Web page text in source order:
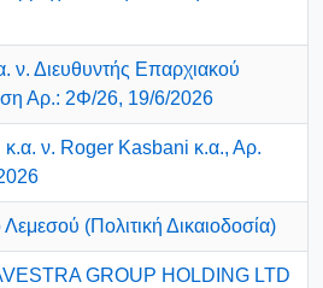
ν. Διευθυντής Επαρχιακού
Αρ.: 2Φ/26, 19/6/2026
ν. Roger Kasbani κ.α., Αρ.
(Πολιτική Δικαιοδοσία)
GROUP HOLDING LTD